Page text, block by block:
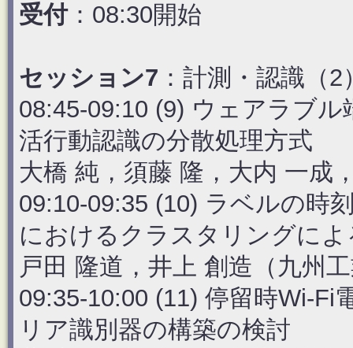
受付：08:30開始
セッション7 ：計測・認識（2
08:45-09:10 (9) ウェアラブ
活行動認識の分散処理方式
大橋 純，須藤 隆，大内 一成
09:10-09:35 (10) ラベルの時
におけるクラスタリングに
戸田 隆道，井上 創造（九州
09:35-10:00 (11) 停留時Wi-Fi
リア識別器の構築の検討